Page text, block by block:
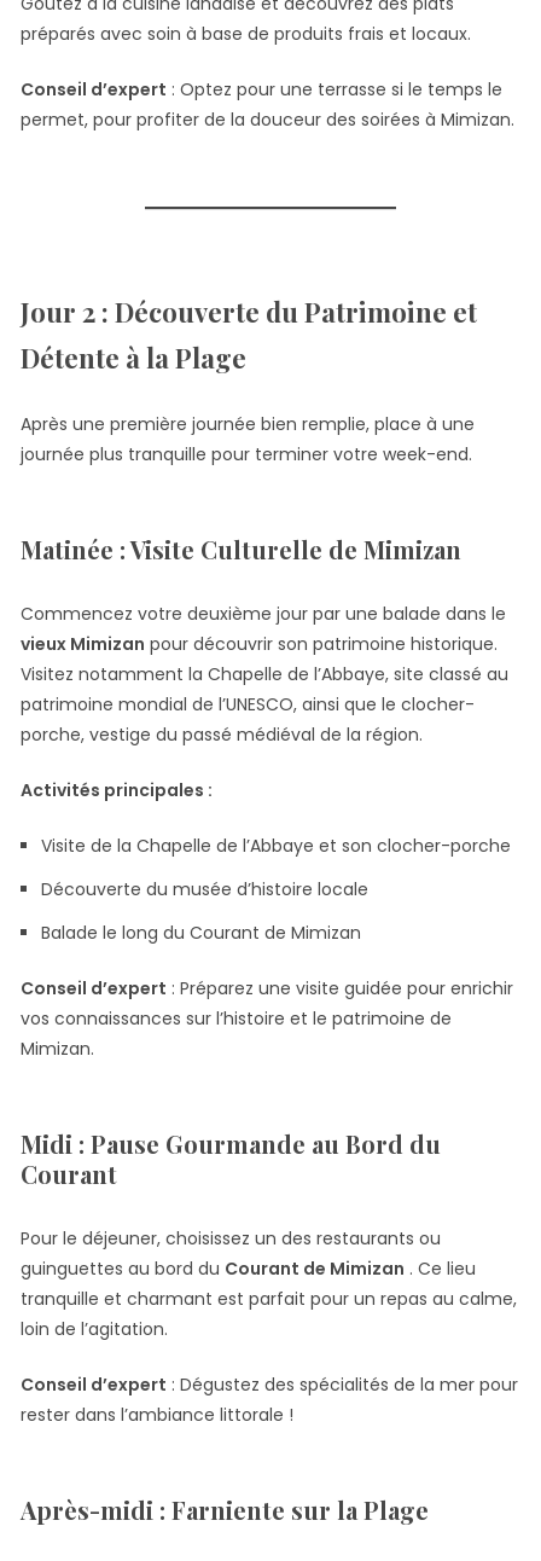
préparés avec soin à base de produits frais et locaux.
Conseil d’expert : Optez pour une terrasse si le temps le
permet, pour profiter de la douceur des soirées à Mimizan.
Jour 2 : Découverte du Patrimoine et
Détente à la Plage
Après une première journée bien remplie, place à une
journée plus tranquille pour terminer votre week-end.
Matinée : Visite Culturelle de Mimizan
Commencez votre deuxième jour par une balade dans le
vieux Mimizan pour découvrir son patrimoine historique.
Visitez notamment la Chapelle de l’Abbaye, site classé au
patrimoine mondial de l’UNESCO, ainsi que le clocher-
porche, vestige du passé médiéval de la région.
Activités principales :
Visite de la Chapelle de l’Abbaye et son clocher-porche
Découverte du musée d’histoire locale
Balade le long du Courant de Mimizan
Conseil d’expert : Préparez une visite guidée pour enrichir
vos connaissances sur l’histoire et le patrimoine de
Mimizan.
Midi : Pause Gourmande au Bord du
Courant
Pour le déjeuner, choisissez un des restaurants ou
guinguettes au bord du Courant de Mimizan . Ce lieu
tranquille et charmant est parfait pour un repas au calme,
loin de l’agitation.
Conseil d’expert : Dégustez des spécialités de la mer pour
rester dans l’ambiance littorale !
Après-midi : Farniente sur la Plage